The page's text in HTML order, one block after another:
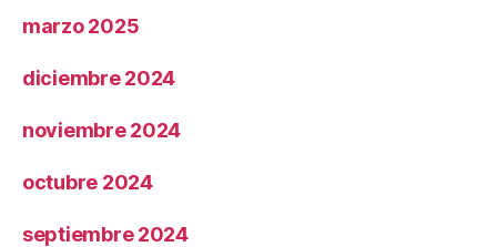
marzo 2025
diciembre 2024
noviembre 2024
octubre 2024
septiembre 2024